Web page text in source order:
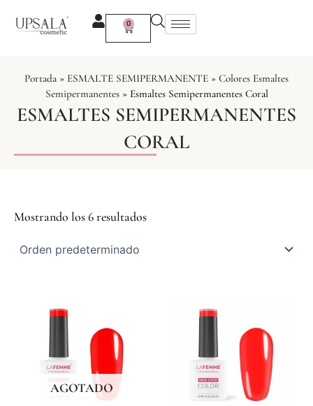
contenido
0
Carrito
Portada » ESMALTE SEMIPERMANENTE » Colores Esmaltes
Semipermanentes» Esmaltes Semipermanentes Coral
ESMALTES SEMIPERMANENTES
CORAL
Mostrando los 6 resultados
AGOTADO